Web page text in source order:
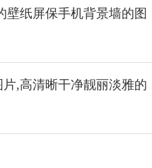
纸屏保手机背景墙的图
,高清晰干净靓丽淡雅的